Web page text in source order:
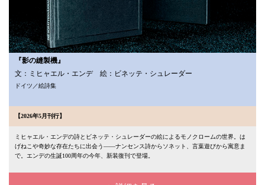
『影の縫製機』
文：ミヒャエル・エンデ 絵：ビネッテ・シュレーダー
ドイツ／絵詩集
【2026年5月刊行】
ミヒャエル・エンデの詩とビネッテ・シュレーダーの絵によるモノクロームの世界。は
げねこや奇妙な存在たちに出会う――ナンセンス詩からソネット、言葉遊びから寓意ま
で。エンデの生誕100周年の今年、新装復刊で登場。